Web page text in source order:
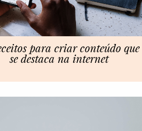
para criar conteúdo que
se destaca na internet